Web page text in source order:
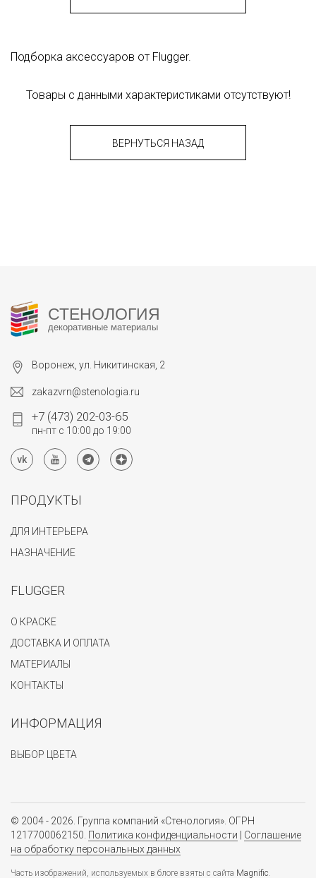
Подборка аксессуаров от Flugger.
Товары с данными характеристиками отсутствуют!
ВЕРНУТЬСЯ НАЗАД
СТЕНОЛОГИЯ
декоративные материалы
Воронеж, ул. Никитинская, 2
zakazvrn@stenologia.ru
+7 (473) 202-03-65
пн-пт с 10:00 до 19:00
ПРОДУКТЫ
ДЛЯ ИНТЕРЬЕРА
НАЗНАЧЕНИЕ
FLUGGER
О КРАСКЕ
ДОСТАВКА И ОПЛАТА
МАТЕРИАЛЫ
КОНТАКТЫ
ИНФОРМАЦИЯ
ВЫБОР ЦВЕТА
© 2004 - 2026. Группа компаний «Стенология». ОГРН
1217700062150. Политика конфиденциальности
Соглашение
на обработку персональных данных
Часть изображений, используемых в блоге взяты с сайта Magnific.